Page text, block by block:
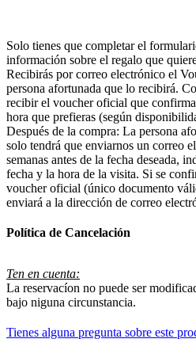
Solo tienes que completar el
información sobre el regalo que
Recibirás por correo electrónico el
persona afortunada que lo recibirá.
recibir el voucher oficial que
hora que prefieras (según
Después de la compra: La persona
solo tendrá que enviarnos un correo
semanas antes de la fecha deseada,
fecha y la hora de la visita. Si se
voucher oficial (único documento
enviará a la dirección de correo
Política de Cancelación
Ten en cuenta:
La reservacíon no puede ser
bajo niguna circunstancia.
Tienes alguna pregunta sobre este